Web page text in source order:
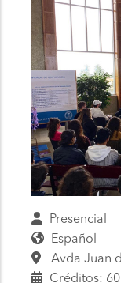
Presencial
Español
Avda Juan
Créditos: 60